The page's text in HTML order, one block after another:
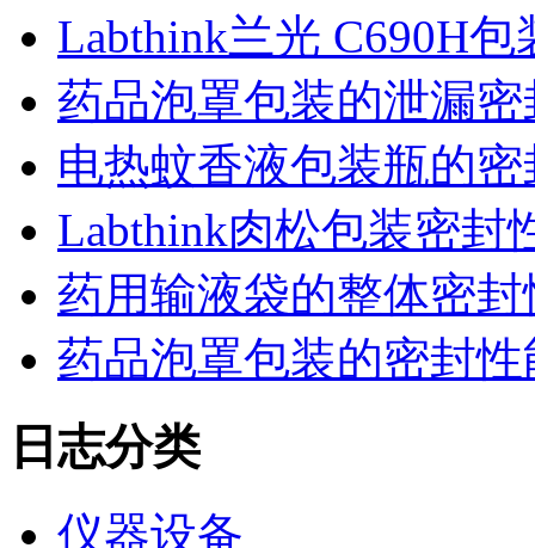
Labthink兰光 C690H
药品泡罩包装的泄漏
电热蚊香液包装瓶的
Labthink肉松包装密封
药用输液袋的整体密
药品泡罩包装的密封
日志分类
仪器设备